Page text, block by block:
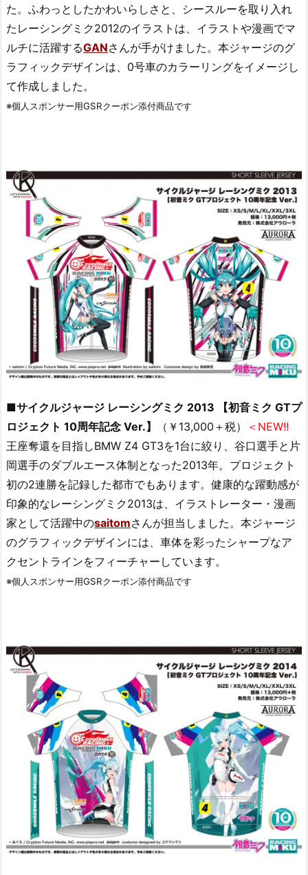
た。ふわっとしたかわいらしさと、シースルーを取り入れ
たレーシングミク2012のイラストは、イラストや漫画でマ
ルチに活躍するGANさんが手がけました。本ジャージのグ
ラフィックデザインは、0号車のカラーリングをイメージし
て作成しました。
※個人スポンサー用GSRクーポン添付商品です
■サイクルジャージ レーシングミク 2013 【初音ミク GTプ
ロジェクト 10周年記念 Ver.】
（￥13,000＋税）
＜NEW!!
王座奪還を目指しBMW Z4 GT3を1台に絞り、谷口選手と片
岡選手のダブルエース体制となった2013年。プロジェクト
初の2連勝を記録した都市でもあります。健康的な躍動感が
印象的なレーシングミク2013は、イラストレーター・漫画
家として活躍中のsaitomさんが担当しました。本ジャージ
のグラフィックデザインには、車体を彩ったシャープなア
クセントラインをフィーチャーしています。
※個人スポンサー用GSRクーポン添付商品です